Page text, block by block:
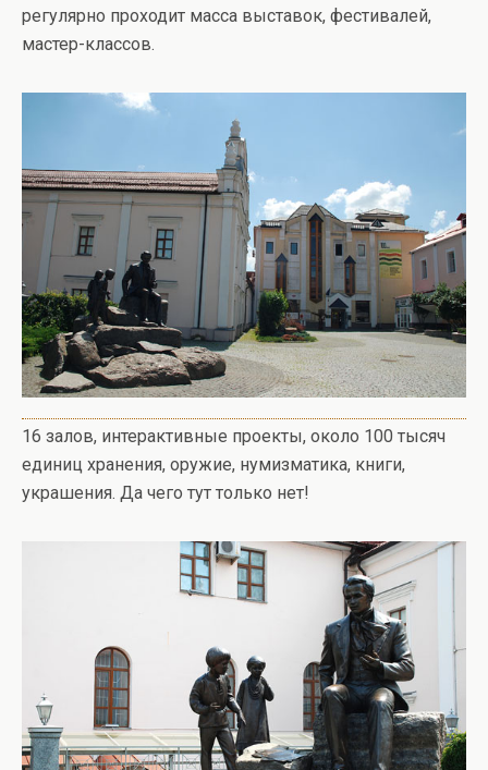
регулярно проходит масса выставок, фестивалей,
мастер-классов.
16 залов, интерактивные проекты, около 100 тысяч
единиц хранения, оружие, нумизматика, книги,
украшения. Да чего тут только нет!